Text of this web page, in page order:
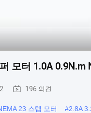
모터 1.0A 0.9N.m
196 의견
23 스텝 모터 #2.8A